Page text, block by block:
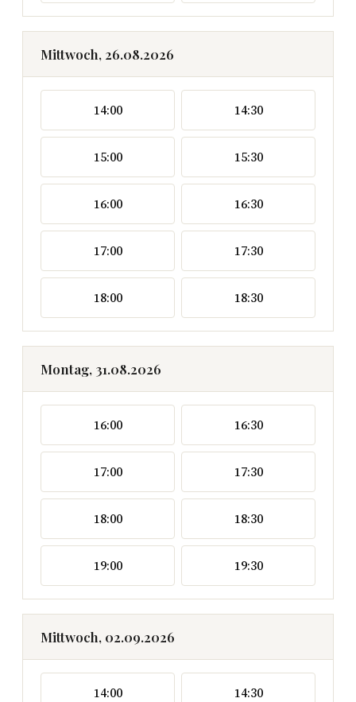
Mittwoch, 26.08.2026
14:00 14:30
15:00 15:30
16:00 16:30
17:00 17:30
18:00 18:30
Montag, 31.08.2026
16:00 16:30
17:00 17:30
18:00 18:30
19:00 19:30
Mittwoch, 02.09.2026
14:00 14:30